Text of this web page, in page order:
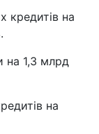
кредитів на
на 1,3 млрд
на